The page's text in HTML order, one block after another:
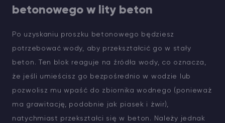
betonowego w lity beton
Po uzyskaniu proszku betonowego będziesz
potrzebować wody, aby przekształcić go w stały
beton. Ten blok reaguje na źródła wody, co oznacza,
że jeśli umieścisz go bezpośrednio w wodzie lub
pozwolisz mu wpaść do zbiornika wodnego (ponieważ
ma grawitację, podobnie jak piasek i żwir),
natychmiast przekształci się w beton. Należy jednak